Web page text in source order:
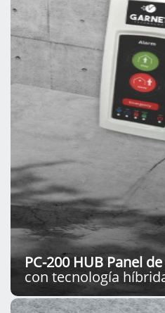
PC-200 HUB Panel
con tecnología